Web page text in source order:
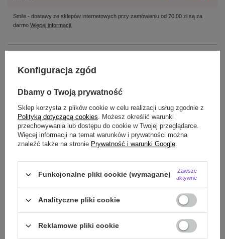
Smile - dostawy ze sklepów internetowych przy zamówieniu od 70,00 złsą za
darmo Więcej informacji.
OPINIE (0)
Zadaj pytanie a my odpowiemy niezwłocznie,
najciekawsze pytania i odpowiedzi publikując
Zadaj pytanie
INNE PRODUKTY
Konfiguracja zgód
Dbamy o Twoją prywatność
Sklep korzysta z plików cookie w celu realizacji usług zgodnie z
Polityką dotyczącą cookies. Możesz określić warunki
przechowywania lub dostępu do cookie w Twojej przeglądarce.
Więcej informacji na temat warunków i prywatności można
znaleźć także na stronie Prywatność i warunki Google.
Funkcjonalne pliki cookie (wymagane)
Zawsze
aktywne
Analityczne pliki cookie
Reklamowe pliki cookie